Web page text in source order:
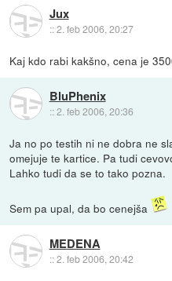
Jux
::2. feb 2006, 20:27
Kaj kdo rabi kakšno, cena je
BluPhenix
::2. feb 2006, 20:36
Ja no po testih ni ne dobra ne
omejuje te kartice. Pa tudi
Lahko tudi da se to tako pozna.
Sem pa upal, da bo cenejša
MEDENA
::2. feb 2006, 20:42